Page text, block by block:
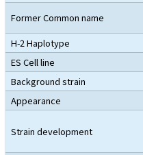
Former Common name
H-2 Haplotype
ES Cell line
Background strain
Appearance
Strain development